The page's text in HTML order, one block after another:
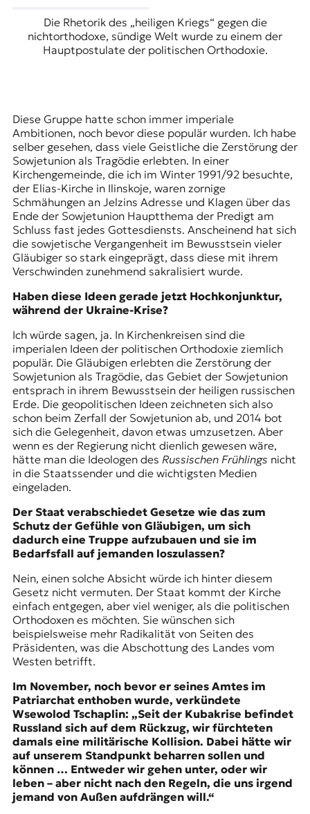
Die Rhetorik des „heiligen Kriegs“ gegen die
nichtorthodoxe, sündige Welt wurde zu einem der
Hauptpostulate der politischen Orthodoxie.
Diese Gruppe hatte schon immer imperiale
Ambitionen, noch bevor diese populär wurden. Ich habe
selber gesehen, dass viele Geistliche die Zerstörung der
Sowjetunion als Tragödie erlebten. In einer
Kirchengemeinde, die ich im Winter 1991/92 besuchte,
der Elias-Kirche in Ilinskoje, waren zornige
Schmähungen an Jelzins Adresse und Klagen über das
Ende der Sowjetunion Hauptthema der Predigt am
Schluss fast jedes Gottesdiensts. Anscheinend hat sich
die sowjetische Vergangenheit im Bewusstsein vieler
Gläubiger so stark eingeprägt, dass diese mit ihrem
Verschwinden zunehmend sakralisiert wurde.
Haben diese Ideen gerade jetzt Hochkonjunktur,
während der Ukraine-Krise?
Ich würde sagen, ja. In Kirchenkreisen sind die
imperialen Ideen der politischen Orthodoxie ziemlich
populär. Die Gläubigen erlebten die Zerstörung der
Sowjetunion als Tragödie, das Gebiet der Sowjetunion
entsprach in ihrem Bewusstsein der heiligen russischen
Erde. Die geopolitischen Ideen zeichneten sich also
schon beim Zerfall der Sowjetunion ab, und 2014 bot
sich die Gelegenheit, davon etwas umzusetzen. Aber
wenn es der Regierung nicht dienlich gewesen wäre,
hätte man die Ideologen des Russischen Frühlings nicht
in die Staatssender und die wichtigsten Medien
eingeladen.
Der Staat verabschiedet Gesetze wie das zum
Schutz der Gefühle von Gläubigen, um sich
dadurch eine Truppe aufzubauen und sie im
Bedarfsfall auf jemanden loszulassen?
Nein, einen solche Absicht würde ich hinter diesem
Gesetz nicht vermuten. Der Staat kommt der Kirche
einfach entgegen, aber viel weniger, als die politischen
Orthodoxen es möchten. Sie wünschen sich
beispielsweise mehr Radikalität von Seiten des
Präsidenten, was die Abschottung des Landes vom
Westen betrifft.
Im November, noch bevor er seines Amtes im
Patriarchat enthoben wurde, verkündete
Wsewolod Tschaplin: „Seit der Kubakrise befindet
Russland sich auf dem Rückzug, wir fürchteten
damals eine militärische Kollision. Dabei hätte wir
auf unserem Standpunkt beharren sollen und
können … Entweder wir gehen unter, oder wir
leben – aber nicht nach den Regeln, die uns irgend
jemand von Außen aufdrängen will.“